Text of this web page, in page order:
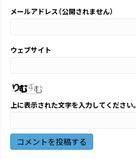
メールアドレス（公開されません）
ウェブサイト
上に表示された文字を入力してください。